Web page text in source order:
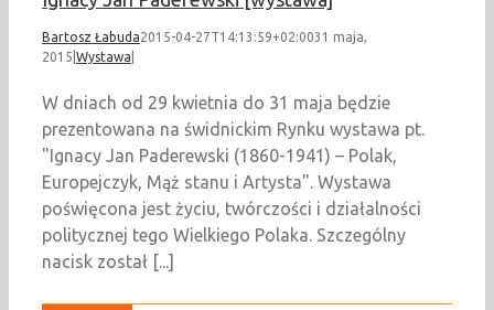
Bartosz Łabuda2015-04-27T14:13:59+02:0031 maja,
2015 Wystawa
W dniach od 29 kwietnia do 31 maja będzie
prezentowana na świdnickim Rynku wystawa pt.
"Ignacy Jan Paderewski (1860-1941) – Polak,
Europejczyk, Mąż stanu i Artysta". Wystawa
poświęcona jest życiu, twórczości i działalności
politycznej tego Wielkiego Polaka. Szczególny
nacisk został [...]